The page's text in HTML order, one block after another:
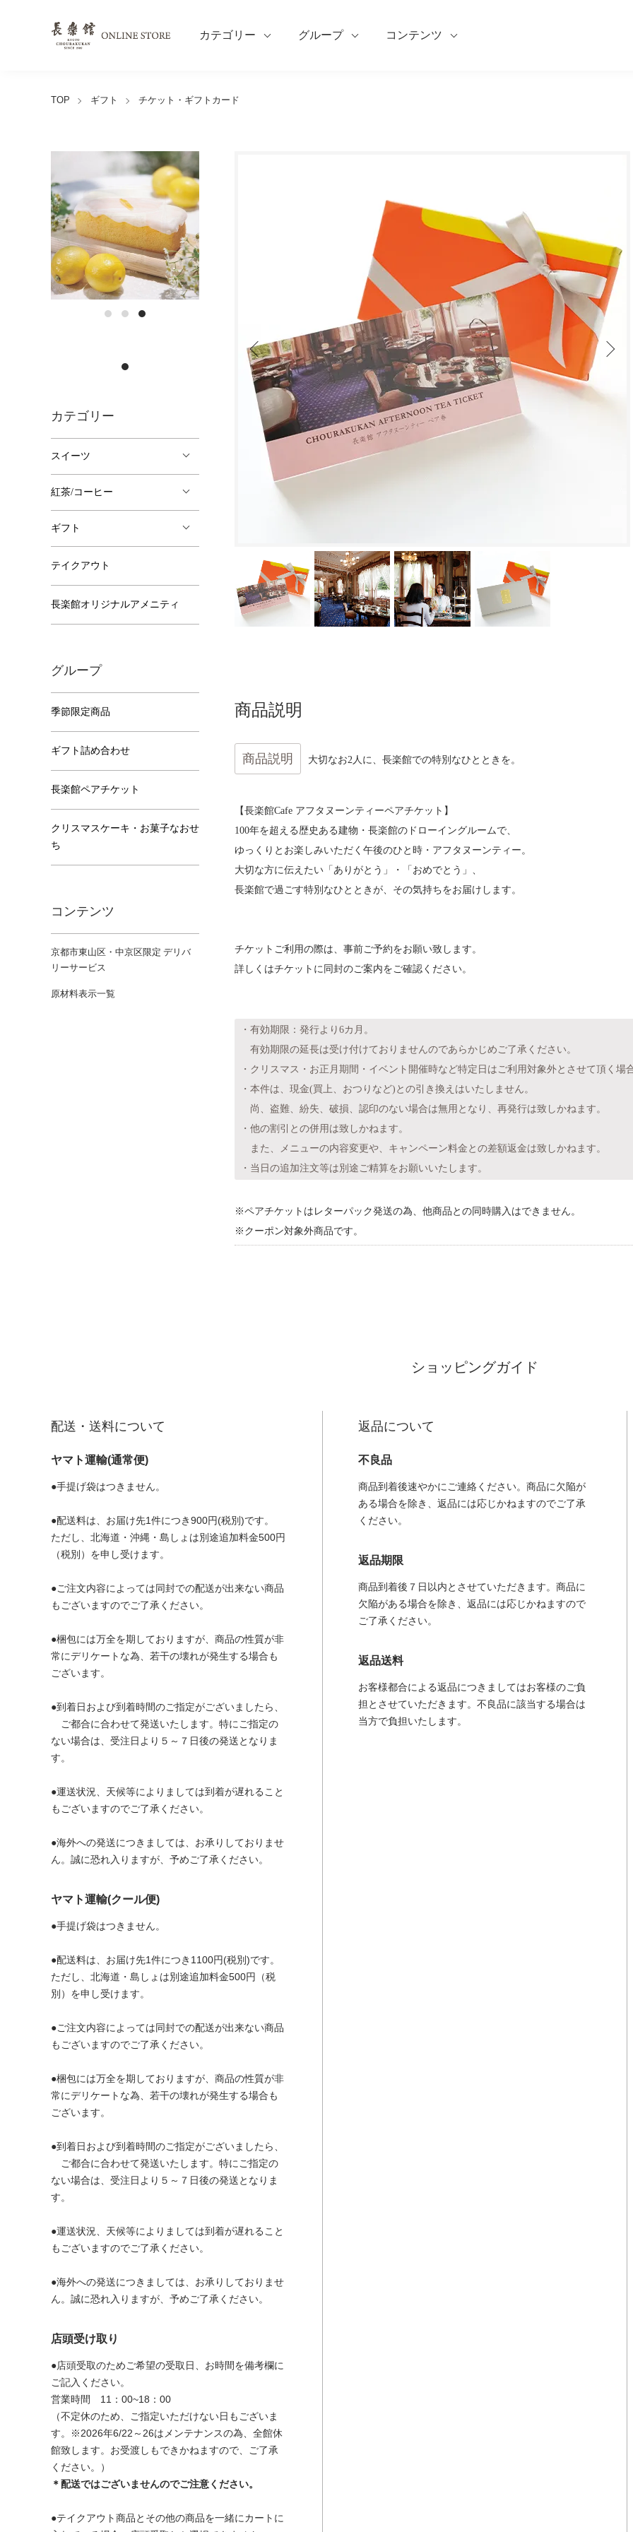
カテゴリー グループ コンテンツ
TOP ギフト チケット・ギフトカード
商品説明
商品説明 大切なお2人に、長楽館での特別なひとときを。
【長楽館Cafe アフタヌーンティーペアチケット】
100年を超える歴史ある建物・長楽館のドローイングルームで、
ゆっくりとお楽しみいただく午後のひと時・ アフタヌーンティー。
大切な方に伝えたい「ありがとう」・「おめでとう」、
長楽館で過ごす特別なひとときが、その気持ちをお届けします。
チケットご利用の際は、事前ご予約をお願い致します。
詳しくはチケットに同封のご案内をご確認ください。
・有効期限：発行より6カ月。
有効期限の延長は受け付けておりませんのであらかじめご了承ください。
・クリスマス・お正月期間・イベント開催時など特定日はご利用対象外とさせて頂く場
・本件は、現金(買上、おつりなど)との引き換えはいたしません。
尚、盗難、紛失、破損、認印のない場合は無用となり、再発行は致しかねます。
・他の割引との併用は致しかねます。
また、メニューの内容変更や、キャンペーン料金との差額返金は致しかねます。
・当日の追加注文等は別途ご精算をお願いいたします。
※ペアチケットはレターパック発送の為、他商品との同時購入はできません。
※クーポン対象外商品です。
カテゴリー
スイーツ
紅茶/コーヒー
ギフト
テイクアウト
長楽館オリジナルアメニティ
グループ
季節限定商品
ギフト詰め合わせ
長楽館ペアチケット
クリスマスケーキ・お菓子なおせ
ち
コンテンツ
京都市東山区・中京区限定 デリバ
リーサービス
原材料表示一覧
ショッピングガイド
配送・送料について
ヤマト運輸(通常便)
●手提げ袋はつきません。
●配送料は、お届け先1件につき900円(税別)です。
ただし、北海道・沖縄・島しょは別途追加料金500円
（税別）を申し受けます。
●ご注文内容によっては同封での配送が出来ない商品
もございますのでご了承ください。
●梱包には万全を期しておりますが、商品の性質が非
常にデリケートな為、若干の壊れが発生する場合も
ございます。
●到着日および到着時間のご指定がございましたら、
ご都合に合わせて発送いたします。特にご指定の
ない場合は、受注日より５～７日後の発送となりま
す。
●運送状況、天候等によりましては到着が遅れること
もございますのでご了承ください。
●海外への発送につきましては、お承りしておりませ
ん。誠に恐れ入りますが、予めご了承ください。
ヤマト運輸(クール便)
●手提げ袋はつきません。
●配送料は、お届け先1件につき1100円(税別)です。
ただし、北海道・島しょは別途追加料金500円（税
別）を申し受けます。
●ご注文内容によっては同封での配送が出来ない商品
もございますのでご了承ください。
●梱包には万全を期しておりますが、商品の性質が非
常にデリケートな為、若干の壊れが発生する場合も
ございます。
●到着日および到着時間のご指定がございましたら、
ご都合に合わせて発送いたします。特にご指定の
ない場合は、受注日より５～７日後の発送となりま
す。
●運送状況、天候等によりましては到着が遅れること
もございますのでご了承ください。
●海外への発送につきましては、お承りしておりませ
ん。誠に恐れ入りますが、予めご了承ください。
店頭受け取り
●店頭受取のためご希望の受取日、お時間を備考欄に
ご記入ください。
営業時間 11：00~18：00
（不定休のため、ご指定いただけない日もございま
す。※2026年6/22～26はメンテナンスの為、全館休
館致します。お受渡しもできかねますので、ご了承
ください。）
＊配送ではございませんのでご注意ください。
●テイクアウト商品とその他の商品を一緒にカートに
返品について
不良品
商品到着後速やかにご連絡ください。商品に欠陥が
ある場合を除き、返品には応じかねますのでご了承
ください。
返品期限
商品到着後７日以内とさせていただきます。商品に
欠陥がある場合を除き、返品には応じかねますので
ご了承ください。
返品送料
お客様都合による返品につきましてはお客様のご負
担とさせていただきます。不良品に該当する場合は
当方で負担いたします。